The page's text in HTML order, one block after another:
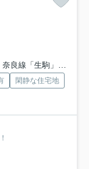
「生駒」駅 徒歩24分
閑静な住宅地